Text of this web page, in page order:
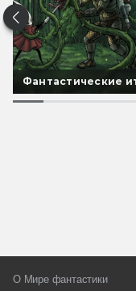
Фантастические
О Мире фантастики